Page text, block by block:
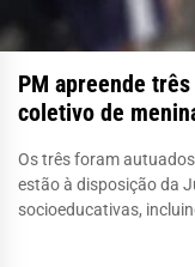
PM apreende
coletivo de
Os três foram
estão à disposição da
socioeducativas,